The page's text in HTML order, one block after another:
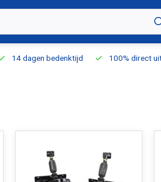
14 dagen bedenktijd 100% direct uit